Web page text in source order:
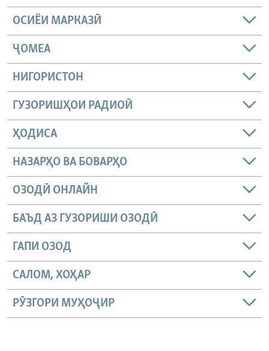
ОСИЁИ МАРКАЗӢ
ҶОМEА
НИГОРИСТОН
ГУЗОРИШҲОИ РАДИОӢ
ҲОДИСА
НАЗАРҲО ВА БОВАРҲО
ОЗОДӢ ОНЛАЙН
БАЪД АЗ ГУЗОРИШИ ОЗОДӢ
ГАПИ ОЗОД
САЛОМ, ХОҲАР
РӮЗГОРИ МУҲОҶИР